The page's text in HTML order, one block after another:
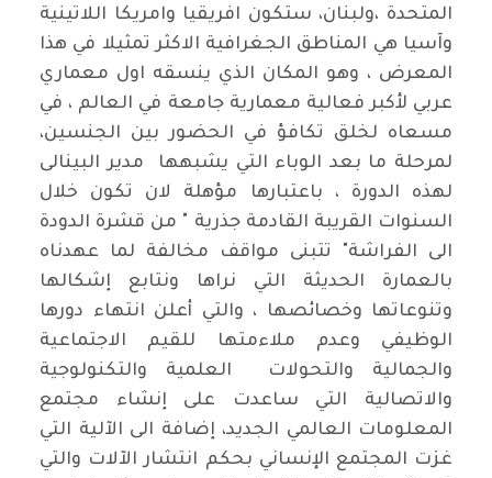
المتحدة ،ولبنان، ستكون افريقيا وامريكا اللاتينية
وآسيا هي المناطق الجغرافية الاكثر تمثيلا في هذا
المعرض ، وهو المكان الذي ينسقه اول معماري
عربي لأكبر فعالية معمارية جامعة في العالم ، في
مسعاه لخلق تكافؤ في الحضور بين الجنسين،
لمرحلة ما بعد الوباء التي يشبهها مدير البينالى
لهذه الدورة ، باعتبارها مؤهلة لان تكون خلال
السنوات القريبة القادمة جذرية " من قشرة الدودة
الى الفراشة" تتبنى مواقف مخالفة لما عهدناه
بالعمارة الحديثة التي نراها ونتابع إشكالها
وتنوعاتها وخصائصها ، والتي أعلن انتهاء دورها
الوظيفي وعدم ملاءمتها للقيم الاجتماعية
والجمالية والتحولات العلمية والتكنولوجية
والاتصالية التي ساعدت على إنشاء مجتمع
المعلومات العالمي الجديد، إضافة الى الآلية التي
غزت المجتمع الإنساني بحكم انتشار الآلات والتي